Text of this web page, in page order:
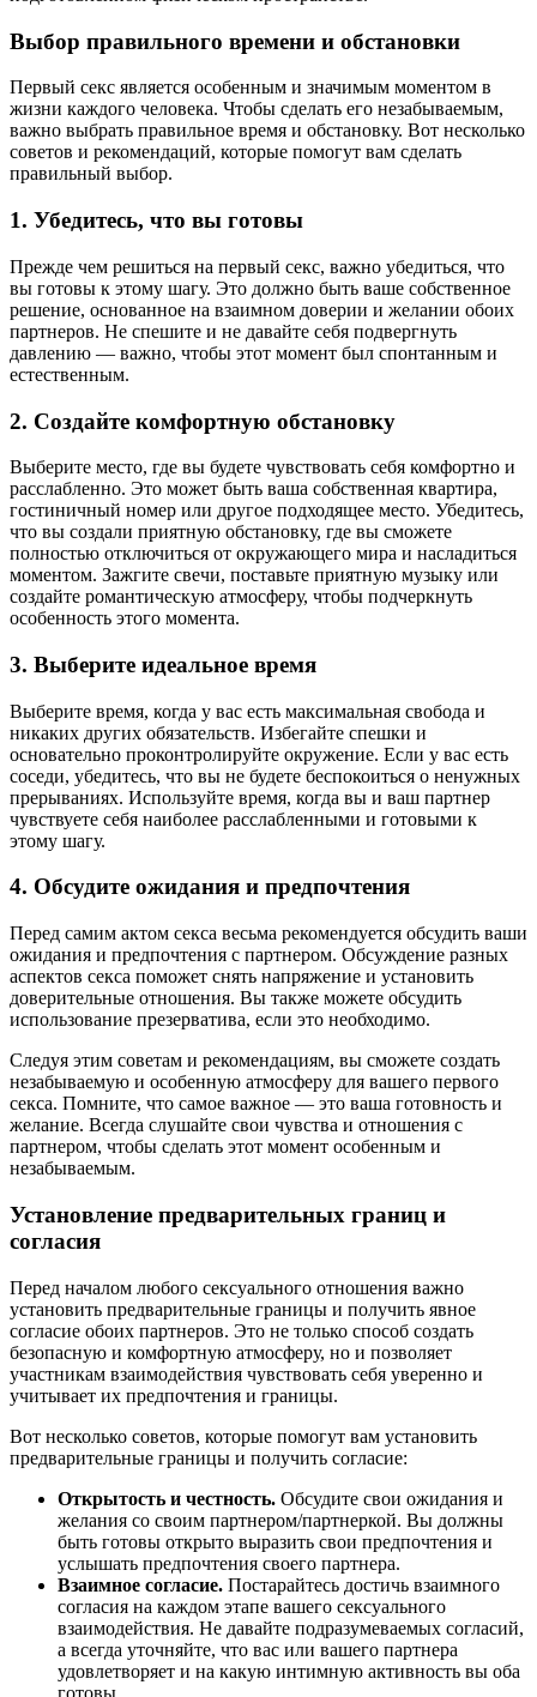
Выбор правильного времени и обстановки
Первый секс является особенным и значимым моментом в
жизни каждого человека. Чтобы сделать его незабываемым,
важно выбрать правильное время и обстановку. Вот несколько
советов и рекомендаций, которые помогут вам сделать
правильный выбор.
1. Убедитесь, что вы готовы
Прежде чем решиться на первый секс, важно убедиться, что
вы готовы к этому шагу. Это должно быть ваше собственное
решение, основанное на взаимном доверии и желании обоих
партнеров. Не спешите и не давайте себя подвергнуть
давлению — важно, чтобы этот момент был спонтанным и
естественным.
2. Создайте комфортную обстановку
Выберите место, где вы будете чувствовать себя комфортно и
расслабленно. Это может быть ваша собственная квартира,
гостиничный номер или другое подходящее место. Убедитесь,
что вы создали приятную обстановку, где вы сможете
полностью отключиться от окружающего мира и насладиться
моментом. Зажгите свечи, поставьте приятную музыку или
создайте романтическую атмосферу, чтобы подчеркнуть
особенность этого момента.
3. Выберите идеальное время
Выберите время, когда у вас есть максимальная свобода и
никаких других обязательств. Избегайте спешки и
основательно проконтролируйте окружение. Если у вас есть
соседи, убедитесь, что вы не будете беспокоиться о ненужных
прерываниях. Используйте время, когда вы и ваш партнер
чувствуете себя наиболее расслабленными и готовыми к
этому шагу.
4. Обсудите ожидания и предпочтения
Перед самим актом секса весьма рекомендуется обсудить ваши
ожидания и предпочтения с партнером. Обсуждение разных
аспектов секса поможет снять напряжение и установить
доверительные отношения. Вы также можете обсудить
использование презерватива, если это необходимо.
Следуя этим советам и рекомендациям, вы сможете создать
незабываемую и особенную атмосферу для вашего первого
секса. Помните, что самое важное — это ваша готовность и
желание. Всегда слушайте свои чувства и отношения с
партнером, чтобы сделать этот момент особенным и
незабываемым.
Установление предварительных границ и
согласия
Перед началом любого сексуального отношения важно
установить предварительные границы и получить явное
согласие обоих партнеров. Это не только способ создать
безопасную и комфортную атмосферу, но и позволяет
участникам взаимодействия чувствовать себя уверенно и
учитывает их предпочтения и границы.
Вот несколько советов, которые помогут вам установить
предварительные границы и получить согласие:
Открытость и честность. Обсудите свои ожидания и
желания со своим партнером/партнеркой. Вы должны
быть готовы открыто выразить свои предпочтения и
услышать предпочтения своего партнера.
Взаимное согласие. Постарайтесь достичь взаимного
согласия на каждом этапе вашего сексуального
взаимодействия. Не давайте подразумеваемых согласий,
а всегда уточняйте, что вас или вашего партнера
удовлетворяет и на какую интимную активность вы оба
готовы.